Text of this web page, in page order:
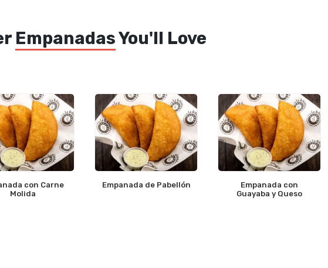
EmpanadasYou'll Love
con Carne
Molida
Empanada de Pabellón
Empanada con
Guayaba y Queso